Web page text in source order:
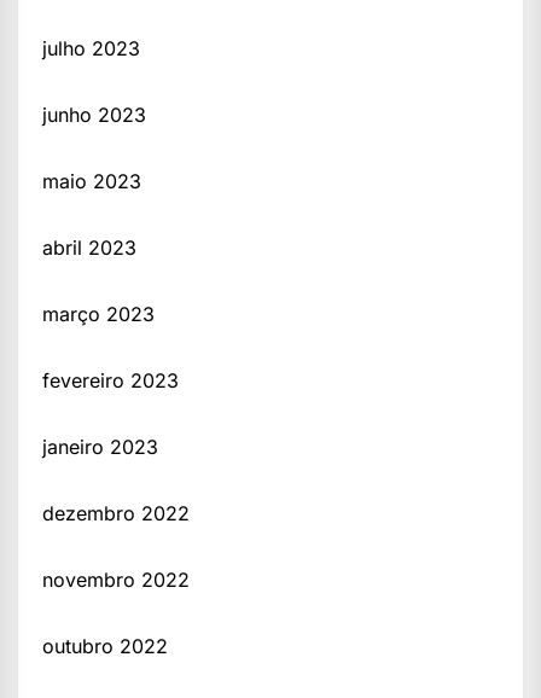
julho 2023
junho 2023
maio 2023
abril 2023
março 2023
fevereiro 2023
janeiro 2023
dezembro 2022
novembro 2022
outubro 2022